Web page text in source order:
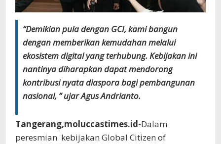
“Demikian pula dengan GCI, kami bangun
dengan memberikan kemudahan melalui
ekosistem digital yang terhubung. Kebijakan ini
nantinya diharapkan dapat mendorong
kontribusi nyata diaspora bagi pembangunan
nasional, ” ujar Agus Andrianto.
Tangerang,moluccastimes.id-Dalam
peresmian kebijakan Global Citizen of